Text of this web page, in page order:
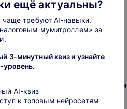
Golang-разработка
Разработка на Swift
Повышение квалификации
ERP
ещё актуальны?
чаще требуют AI-навыки.
мумитроллем» за
3-минутный квиз и узнайте
уровень.
AI-квиз
к топовым нейросетям